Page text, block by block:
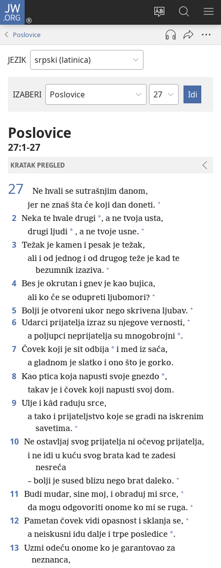
JW.ORG
Promeni
jezik
sajta
Prijava
(otvara
prozor)
Pretraga
sajta
JW.ORG
Poslovice
JEZIK
IZABERI
Biblijska
Poglavlje
Poslovice
27:1-27
KRATAK PREGLED
27
Ne hvali se sutrašnjim danom,
jer ne znaš šta će koji dan doneti. +
2 Neka te hvale drugi *, a ne tvoja usta,
drugi ljudi * , a ne tvoje usne. +
3 Težak je kamen i pesak je težak,
ali i od jednog i od drugog teže je kad te
bezumnik izaziva. +
4 Bes je okrutan i gnev je kao bujica,
ali ko će se odupreti ljubomori? +
5 Bolji je otvoreni ukor nego skrivena ljubav. +
6 Udarci prijatelja izraz su njegove vernosti, +
a poljupci neprijatelja su mnogobrojni *.
7 Čovek koji je sit odbija * i med iz saća,
a gladnom je slatko i ono što je gorko.
8 Kao ptica koja napusti svoje gnezdo *,
takav je i čovek koji napusti svoj dom.
9 Ulje i kâd raduju srce,
a tako i prijateljstvo koje se gradi na iskrenim
savetima. +
10 Ne ostavljaj svog prijatelja ni očevog prijatelja,
i ne idi u kuću svog brata kad te zadesi
nesreća
– bolji je sused blizu nego brat daleko. +
11 Budi mudar, sine moj, i obraduj mi srce, +
da mogu odgovoriti onome ko mi se ruga. +
12 Pametan čovek vidi opasnost i sklanja se, +
a neiskusni idu dalje i trpe posledice *.
13 Uzmi odeću onome ko je garantovao za
neznanca,